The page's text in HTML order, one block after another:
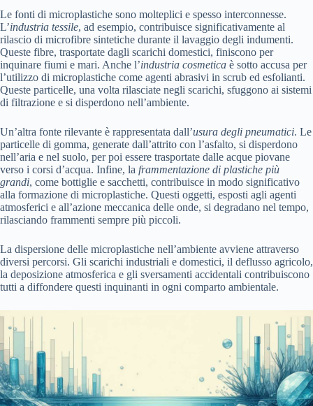
Le fonti di microplastiche sono molteplici e spesso interconnesse.
L’industria tessile, ad esempio, contribuisce significativamente al
rilascio di microfibre sintetiche durante il lavaggio degli indumenti.
Queste fibre, trasportate dagli scarichi domestici, finiscono per
inquinare fiumi e mari. Anche l’industria cosmetica è sotto accusa per
l’utilizzo di microplastiche come agenti abrasivi in scrub ed esfolianti.
Queste particelle, una volta rilasciate negli scarichi, sfuggono ai sistemi
di filtrazione e si disperdono nell’ambiente.
Un’altra fonte rilevante è rappresentata dall’usura degli pneumatici. Le
particelle di gomma, generate dall’attrito con l’asfalto, si disperdono
nell’aria e nel suolo, per poi essere trasportate dalle acque piovane
verso i corsi d’acqua. Infine, la frammentazione di plastiche più
grandi, come bottiglie e sacchetti, contribuisce in modo significativo
alla formazione di microplastiche. Questi oggetti, esposti agli agenti
atmosferici e all’azione meccanica delle onde, si degradano nel tempo,
rilasciando frammenti sempre più piccoli.
La dispersione delle microplastiche nell’ambiente avviene attraverso
diversi percorsi. Gli scarichi industriali e domestici, il deflusso agricolo,
la deposizione atmosferica e gli sversamenti accidentali contribuiscono
tutti a diffondere questi inquinanti in ogni comparto ambientale.